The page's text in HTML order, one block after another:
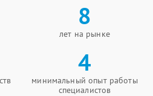
8
лет на рынке
4
минимальный опыт работы
специалистов